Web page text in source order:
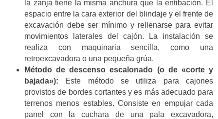
la zanja tiene la misma anchura que la entibación. El
espacio entre la cara exterior del blindaje y el frente de
excavación debe ser mínimo y rellenarse para evitar
movimientos laterales del cajón. La instalación se
realiza con maquinaria sencilla, como una
retroexcavadora o una pequeña grúa.
Método de descenso escalonado (o de «corte y
bajada»): Este método se utiliza para cajones
provistos de bordes cortantes y es más adecuado para
terrenos menos estables. Consiste en empujar cada
panel con la cuchara de una pala excavadora,